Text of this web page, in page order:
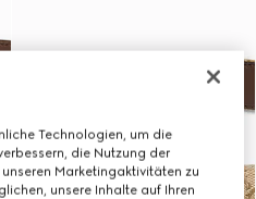
Technologien, um die
die Nutzung der
Marketingaktivitäten zu
unsere Inhalte auf Ihren